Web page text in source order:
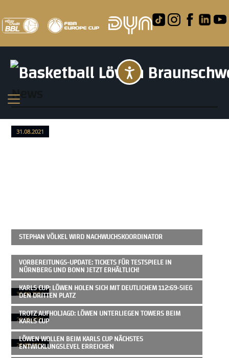
News
31.08.2021
STEPHAN VÖLKEL WIRD NACHWUCHSKOORDINATOR
30.08.2021
VORBEREITUNGS-UPDATE: TICKETS FÜR TESTSPIELE IN
NÜRNBERG UND BONN JETZT ERHÄLTLICH!
29.08.2021
KARLS CUP: LÖWEN HOLEN SICH MIT DEUTLICHEM 112:69-SIEG
DEN DRITTEN PLATZ
28.08.2021
TROTZ AUFHOLJAGD: LÖWEN UNTERLIEGEN TOWERS BEIM
KARLS CUP
LÖWEN WOLLEN BEIM KARLS CUP NÄCHSTES
ENTWICKLUNGSLEVEL ERREICHEN